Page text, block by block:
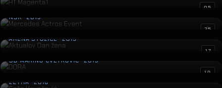
05
Mercedes Actros Event
NSK · 2019
25
Aktualov Dan žena
ARENA STOŽICE · 2019
17
DORA
SD MARINO CVETKOVIĆ · 2019
10
Saša Kovačević
ZETRA · 2018